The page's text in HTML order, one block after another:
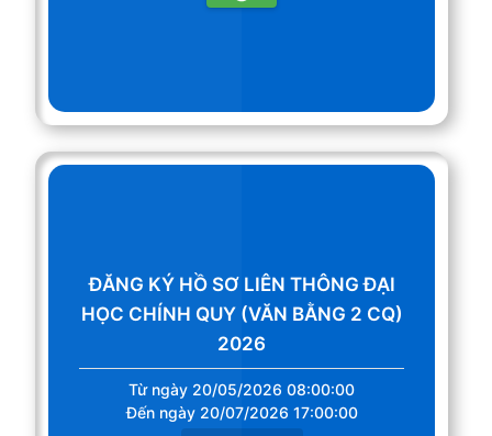
ĐĂNG KÝ HỒ SƠ LIÊN THÔNG ĐẠI
HỌC CHÍNH QUY (VĂN BẰNG 2 CQ)
2026
Từ ngày 20/05/2026 08:00:00
Đến ngày 20/07/2026 17:00:00